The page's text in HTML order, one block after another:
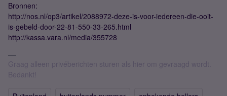
Bronnen:
http://nos.nl/op3/artikel/2088972-deze-is-voor-iedereen-die-ooit-
is-gebeld-door-22-81-550-33-265.html
http://kassa.vara.nl/media/355728
Graag alleen privéberichten sturen als hier om gevraagd wordt.
Bedankt!